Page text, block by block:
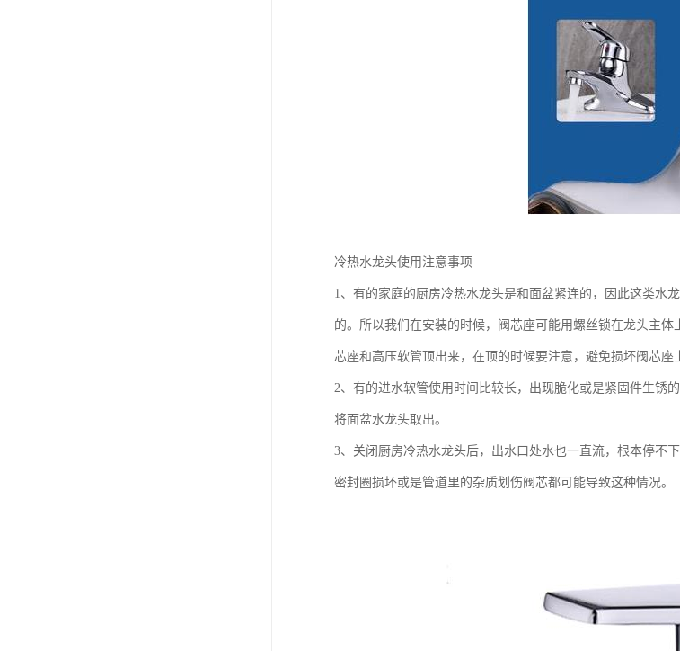
冷热水龙头使用注意事项
1、有的家庭的厨房冷热水龙头是和面盆紧连的，因此这类水
的。所以我们在安装的时候，阀芯座可能用螺丝锁在龙头主
芯座和高压软管顶出来，在顶的时候要注意，避免损坏阀芯座
2、有的进水软管使用时间比较长，出现脆化或是紧固件生锈
将面盆水龙头取出。
3、关闭厨房冷热水龙头后，出水口处水也一直流，根本停不
密封圈损坏或是管道里的杂质划伤阀芯都可能导致这种情况。